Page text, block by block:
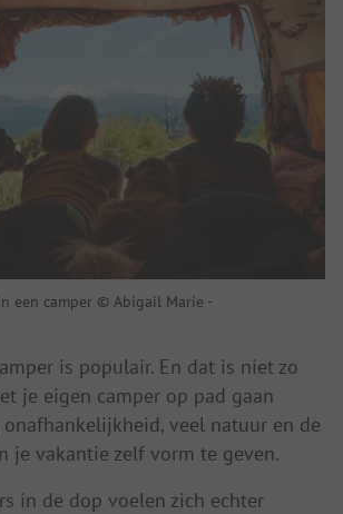
een camper © Abigail Marie -
is populair. En dat is niet zo
je eigen camper op pad gaan
veel natuur en de
je vakantie zelf vorm te geven.
in de dop voelen zich echter